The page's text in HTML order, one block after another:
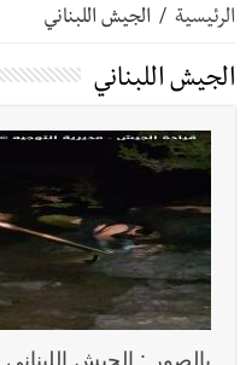
بالصور :
استعراض شامل لمشاريع
القديمة
أخبار صيدا عمر مرجان يطلق
الرئيسية / الجيش اللبناني
الجيش اللبناني
بالصور : الجيش